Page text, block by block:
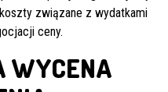
związane z wydatkami
ceny.
WYCENA